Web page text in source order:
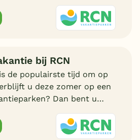
bij RCN
de populairste tijd om op
u deze zomer op een
Dan bent u